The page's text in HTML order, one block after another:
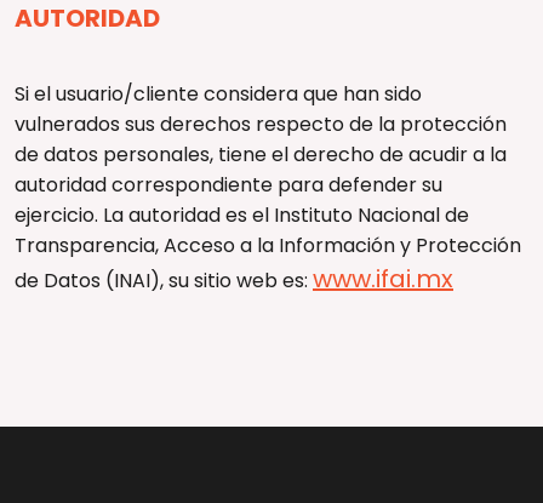
AUTORIDAD
Si el usuario/cliente considera que han sido
vulnerados sus derechos respecto de la protección
de datos personales, tiene el derecho de acudir a la
autoridad correspondiente para defender su
ejercicio. La autoridad es el Instituto Nacional de
Transparencia, Acceso a la Información y Protección
de Datos (INAI), su sitio web es: www.ifai.mx